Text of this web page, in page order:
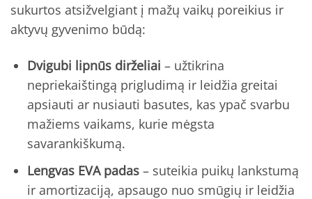
sukurtos atsižvelgiant į mažų vaikų poreikius ir
aktyvų gyvenimo būdą:
Dvigubi lipnūs dirželiai – užtikrina
nepriekaištingą prigludimą ir leidžia greitai
apsiauti ar nusiauti basutes, kas ypač svarbu
mažiems vaikams, kurie mėgsta
savarankiškumą.
Lengvas EVA padas– suteikia puikų lankstumą
ir amortizaciją, apsaugo nuo smūgių ir leidžia